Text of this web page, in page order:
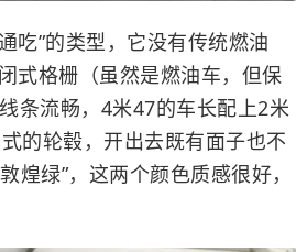
吃”的类型，它没有传统燃油
式格栅（虽然是燃油车，但保
条流畅，4米47的车长配上2米
的轮毂，开出去既有面子也不
煌绿”，这两个颜色质感很好，